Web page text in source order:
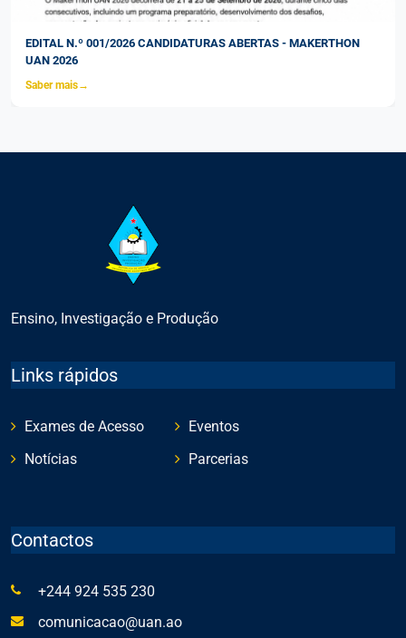
EDITAL N.º 001/2026 CANDIDATURAS ABERTAS - MAKERTHON
UAN 2026
Saber mais→
Ensino, Investigação e Produção
Links rápidos
Exames de Acesso
Notícias
Eventos
Parcerias
Contactos
+244 924 535 230
comunicacao@uan.ao